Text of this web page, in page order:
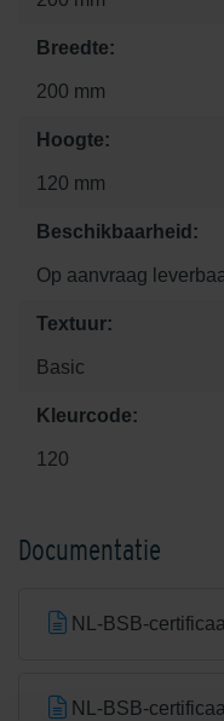
Breedte:
200 mm
Hoogte:
120 mm
Beschikbaarheid:
Op aanvraag
Textuur:
Basic
Kleurcode:
120
Documentatie